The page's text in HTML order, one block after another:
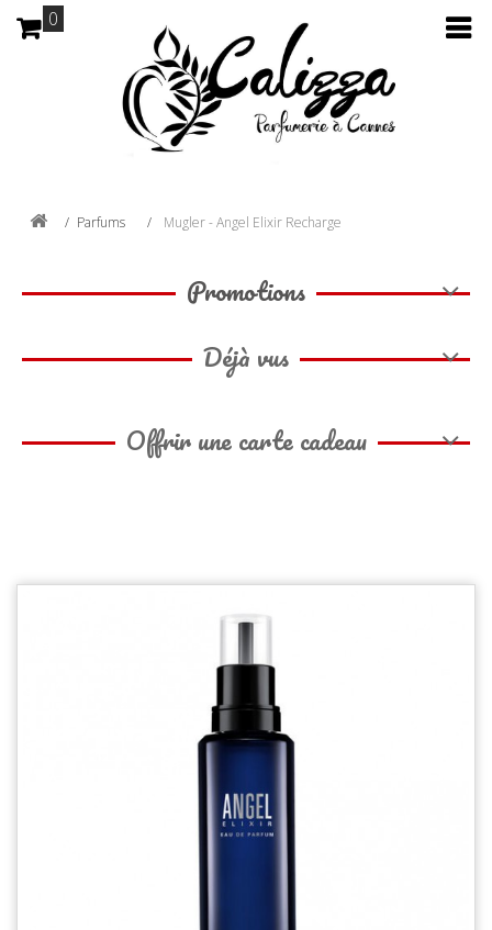
0
Parfums Mugler - Angel Elixir Recharge
Promotions
Déjà vus
Offrir une carte cadeau